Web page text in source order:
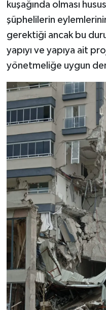
kuşağında olması
şüphelilerin
gerektiği ancak bu
yapıyı ve yapıya ait
yönetmeliğe uygun